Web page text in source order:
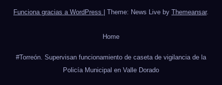
Funciona gracias a WordPress Theme: News Live by Themeansar.
Home
#Torreón. Supervisan funcionamiento de caseta de vigilancia de la
Policía Municipal en Valle Dorado